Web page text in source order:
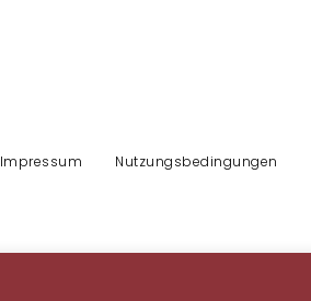
Impressum Nutzungsbedingungen